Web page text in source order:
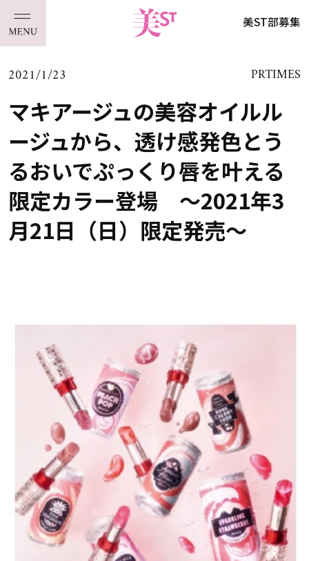
美ST部募集
2021/1/23 PRTIMES
マキアージュの美容オイルル
ージュから、透け感発色とう
るおいでぷっくり唇を叶える
限定カラー登場 ～2021年3
月21日（日）限定発売～